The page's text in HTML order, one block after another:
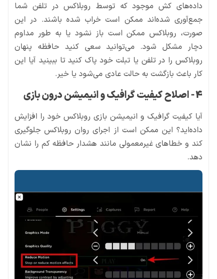
داده‌های کش موجود که توسط روبلاکس در تلفن شما
جمع‌آوری شده‌اند ممکن است خراب شده باشند. در این
صورت، روبلاکس ممکن است باز نشود یا به طور مداوم
دچار مشکل شود. می‌توانید سعی کنید حافظه پنهان
روبلاکس را در تلفن یا تبلت خود پاک کنید تا ببینید آیا این
کار باعث بازگشت به حالت عادی می‌شود یا خیر.
4- اصلاح کیفیت گرافیک و انیمیشن درون بازی
آیا کیفیت گرافیک و انیمیشن بازی روبلاکس خود را افزایش
داده‌اید؟ این ممکن است از اجرای روان روبلاکس جلوگیری
کند و خطاهای غیرمعمولی مانند هشدار حافظه کم را نشان
دهد.